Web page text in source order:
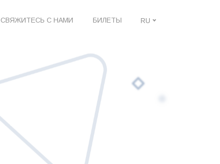
СВЯЖИТЕСЬ С НАМИ БИЛЕТЫ RU